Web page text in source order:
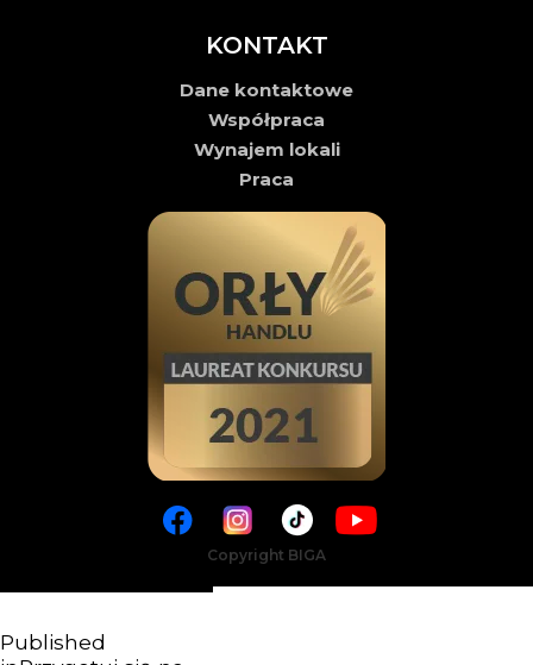
KONTAKT
Dane kontaktowe
Współpraca
Wynajem lokali
Praca
Copyright BIGA
Published